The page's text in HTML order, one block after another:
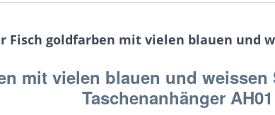
goldfarben mit vielen blauen und
mit vielen blauen und
Taschenanhänger AH01